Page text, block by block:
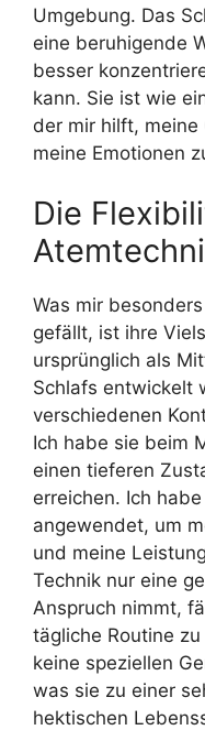
Umgebung. Das
eine beruhigende
besser
kann. Sie ist wie
der mir hilft, meine
meine Emotionen
Die
Was mir
gefällt, ist ihre
ursprünglich als
Schlafs entwickelt
verschiedenen
Ich habe sie beim
einen tieferen
erreichen. Ich
angewendet, um
und meine
Technik nur eine
Anspruch nimmt,
tägliche Routine
keine speziellen
was sie zu einer
hektischen